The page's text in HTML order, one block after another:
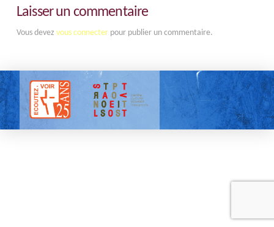
Laisser un commentaire
Vous devez vous connecterpour publier un commentaire.